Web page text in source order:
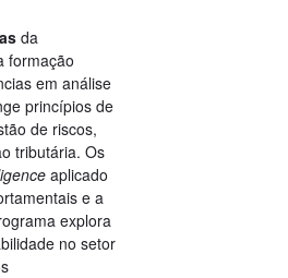
da
formação
em análise
princípios de
de riscos,
tributária. Os
aplicado
e a
explora
no setor